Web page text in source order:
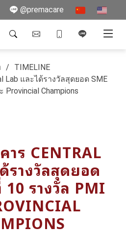
@premacare
TIMELINE
Lab และได้รางวัลสุดยอด SME
Champions
าร CENTRAL
รางวัลสุดยอด
รางวัล PMI